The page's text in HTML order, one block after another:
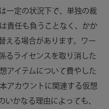
一定の状況下で、単独の裁
責任も負うことなく、かか
える場合があります。ワー
るライセンスを取り消した
アイテムについて費やした
アカウントに関連する仮想
かなる理由によっても、